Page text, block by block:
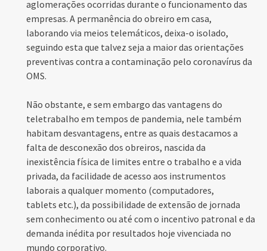
aglomerações ocorridas durante o funcionamento das
empresas. A permanência do obreiro em casa,
laborando via meios telemáticos, deixa-o isolado,
seguindo esta que talvez seja a maior das orientações
preventivas contra a contaminação pelo coronavírus da
OMS.
Não obstante, e sem embargo das vantagens do
teletrabalho em tempos de pandemia, nele também
habitam desvantagens, entre as quais destacamos a
falta de desconexão dos obreiros, nascida da
inexistência física de limites entre o trabalho e a vida
privada, da facilidade de acesso aos instrumentos
laborais a qualquer momento (computadores,
tablets etc.), da possibilidade de extensão de jornada
sem conhecimento ou até com o incentivo patronal e da
demanda inédita por resultados hoje vivenciada no
mundo corporativo.